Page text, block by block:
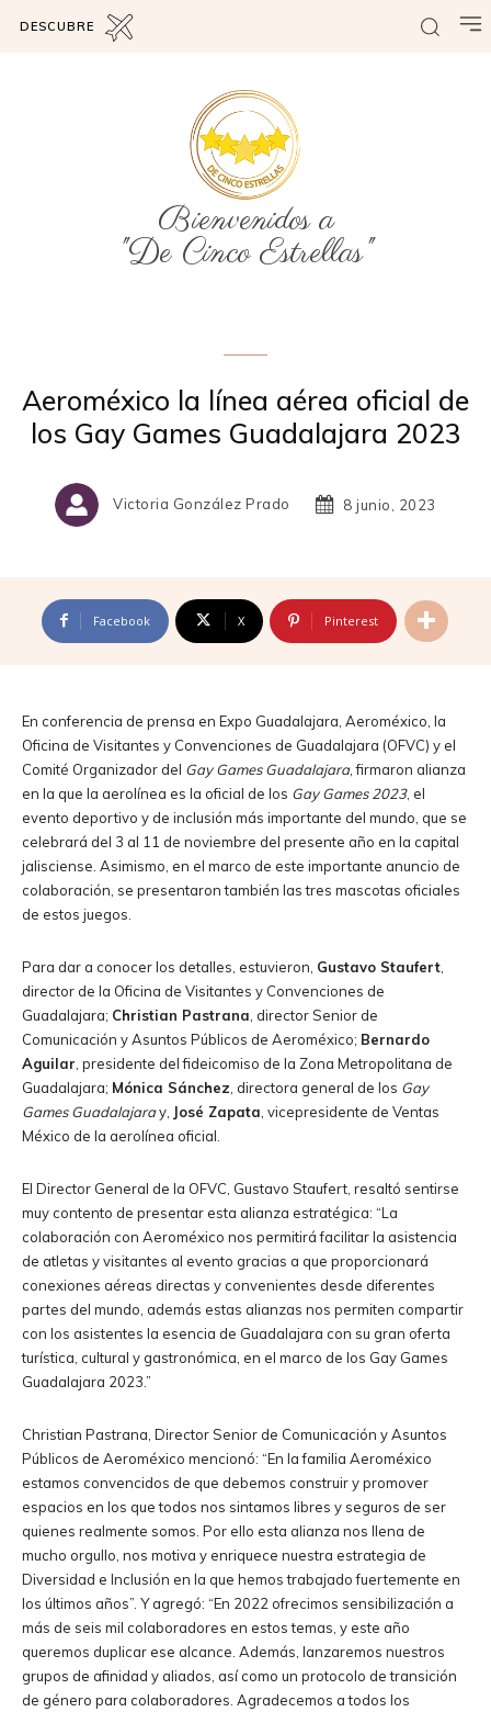
DESCUBRE
Bienvenidos a
"De Cinco Estrellas"
Aeroméxico la línea aérea oficial de
los Gay Games Guadalajara 2023
Victoria González Prado 8 junio, 2023
Facebook X Pinterest
En conferencia de prensa en Expo Guadalajara, Aeroméxico, la
Oficina de Visitantes y Convenciones de Guadalajara (OFVC) y el
Comité Organizador del Gay Games Guadalajara, firmaron alianza
en la que la aerolínea es la oficial de los Gay Games 2023, el
evento deportivo y de inclusión más importante del mundo, que se
celebrará del 3 al 11 de noviembre del presente año en la capital
jalisciense. Asimismo, en el marco de este importante anuncio de
colaboración, se presentaron también las tres mascotas oficiales
de estos juegos.
Para dar a conocer los detalles, estuvieron, Gustavo Staufert
director de la Oficina de Visitantes y Convenciones de
Guadalajara; Christian Pastrana , director Senior de
Comunicación y Asuntos Públicos de Aeroméxico; Bernardo
Aguilar , presidente del fideicomiso de la Zona Metropolitana de
Guadalajara; Mónica Sánchez , directora general de los Gay
Games Guadalajaray, José Zapata , vicepresidente de Ventas
México de la aerolínea oficial.
El Director General de la OFVC, Gustavo Staufert, resaltó sentirse
muy contento de presentar esta alianza estratégica: “La
colaboración con Aeroméxico nos permitirá facilitar la asistencia
de atletas y visitantes al evento gracias a que proporcionará
conexiones aéreas directas y convenientes desde diferentes
partes del mundo, además estas alianzas nos permiten compartir
con los asistentes la esencia de Guadalajara con su gran oferta
turística, cultural y gastronómica, en el marco de los Gay Games
Guadalajara 2023.”
Christian Pastrana, Director Senior de Comunicación y Asuntos
Públicos de Aeroméxico mencionó: “En la familia Aeroméxico
estamos convencidos de que debemos construir y promover
espacios en los que todos nos sintamos libres y seguros de ser
quienes realmente somos. Por ello esta alianza nos llena de
mucho orgullo, nos motiva y enriquece nuestra estrategia de
Diversidad e Inclusión en la que hemos trabajado fuertemente en
los últimos años”. Y agregó: “En 2022 ofrecimos sensibilización a
más de seis mil colaboradores en estos temas, y este año
queremos duplicar ese alcance. Además, lanzaremos nuestros
grupos de afinidad y aliados, así como un protocolo de transición
de género para colaboradores. Agradecemos a todos los